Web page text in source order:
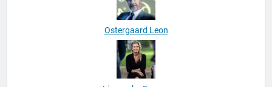
Ostergaard Leon